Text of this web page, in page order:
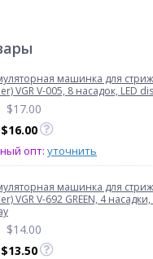
машинка для
VGR V-005, 8 насадок, LED
$17.00
$16.00
опт: уточнить
машинка для
VGR V-692 GREEN, 4 насадки,
$14.00
$13.50